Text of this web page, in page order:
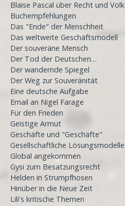
Blaise Pascal über Recht und Volk
Buchempfehlungen
Das "Ende" der Menschheit
Das weltweite Geschäftsmodell
Der souveräne Mensch
Der Tod der Deutschen…
Der wandernde Spiegel
Der Weg zur Souveränität
Eine deutsche Aufgabe
Email an Nigel Farage
Für den Frieden
Geistige Armut
Geschäfte und "Geschäfte"
Gesellschaftliche Lösungsmodelle
Global angekommen
Gysi zum Besatzungsrecht
Helden in Strumpfhosen
Hinüber in die Neue Zeit
Lili's kritische Themen